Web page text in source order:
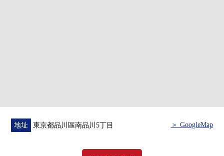
▼翻新內容(打算在2026年8月完成)
・牆、天花板Cross換貼
・照明器具設置
地址 東京都品川區南品川5丁目 ＞ GoogleMap